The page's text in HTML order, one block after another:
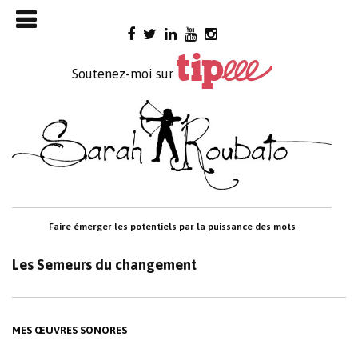
Skip
to
Soutenez-moi sur
Faire émerger les potentiels par la puissance des mots

Les Semeurs du changement
MES ŒUVRES SONORES